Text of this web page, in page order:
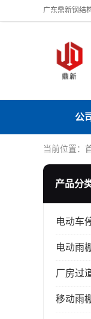
公
当前位置：
产品分
电动雨
厂房过
移动雨